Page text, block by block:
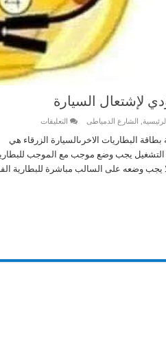
لإشتعال السيارة
الرئيسية, الشارع الدمياطى التعليقات
إلي
كل
سائق
سيارة
خطأ
البطاريات الاخرىالسيارة الزرقاء هي
التشغيل يجب وضع موجب مع الموجب
يجب وضعه على السالب مباشرة للبطارية